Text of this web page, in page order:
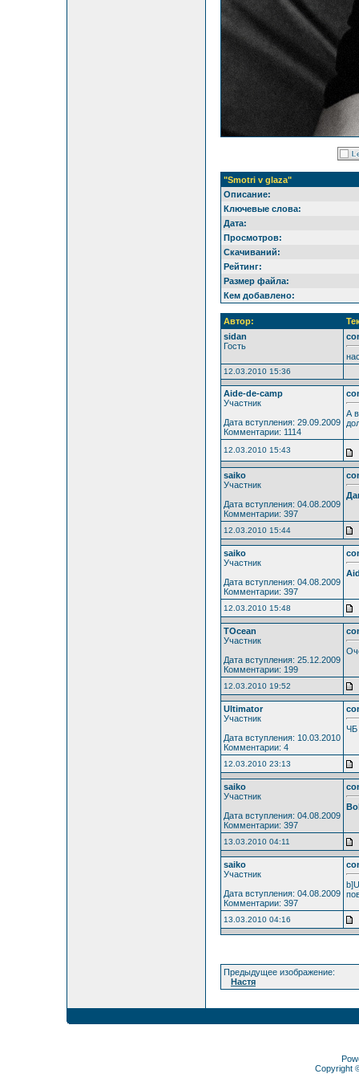
"Smotri v glaza"
Описание:
Ключевые слова:
Дата:
Просмотров:
Скачиваний:
Рейтинг:
Размер файла:
Кем добавлено:
Автор:
sidan
Гость
12.03.2010 15:36
Aide-de-camp
Участник
Дата вступления: 29.09.2009
Комментарии: 1114
А
12.03.2010 15:43
saiko
Участник
Дата вступления: 04.08.2009
Комментарии: 397
12.03.2010 15:44
saiko
Участник
Дата вступления: 04.08.2009
Комментарии: 397
12.03.2010 15:48
TOcean
Участник
Дата вступления: 25.12.2009
Комментарии: 199
12.03.2010 19:52
Ultimator
Участник
Дата вступления: 10.03.2010
Комментарии: 4
ЧБ
12.03.2010 23:13
saiko
Участник
Дата вступления: 04.08.2009
Комментарии: 397
13.03.2010 04:11
saiko
Участник
Дата вступления: 04.08.2009
Комментарии: 397
13.03.2010 04:16
Предыдущее изображение:
Настя
Copyright